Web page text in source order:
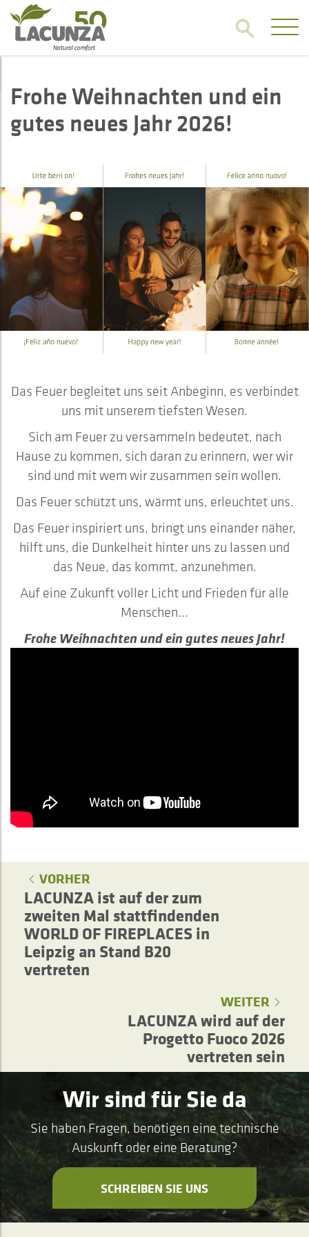
Frohe Weihnachten und ein
gutes neues Jahr 2026!
Das Feuer begleitet uns seit Anbeginn, es verbindet
uns mit unserem tiefsten Wesen.
Sich am Feuer zu versammeln bedeutet, nach
Hause zu kommen, sich daran zu erinnern, wer wir
sind und mit wem wir zusammen sein wollen.
Das Feuer schützt uns, wärmt uns, erleuchtet uns.
Das Feuer inspiriert uns, bringt uns einander näher,
hilft uns, die Dunkelheit hinter uns zu lassen und
das Neue, das kommt, anzunehmen.
Auf eine Zukunft voller Licht und Frieden für alle
Menschen...
Frohe Weihnachten und ein gutes neues Jahr!
VORHER
LACUNZA ist auf der zum
zweiten Mal stattfindenden
WORLD OF FIREPLACES in
Leipzig an Stand B20
vertreten
LACUNZA wird auf der
Progetto Fuoco 2026
vertreten sein
WEITER
Wir sind für Sie da
Sie haben Fragen, benötigen eine technische
Auskunft oder eine Beratung?
SCHREIBEN SIE UNS